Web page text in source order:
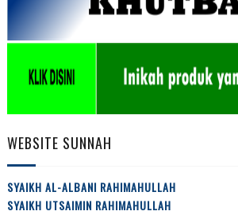
WEBSITE SUNNAH
SYAIKH AL-ALBANI RAHIMAHULLAH
SYAIKH UTSAIMIN RAHIMAHULLAH